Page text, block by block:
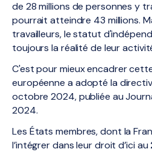
de 28 millions de personnes y
pourrait atteindre 43 millions.
travailleurs, le statut
toujours la réalité de leur
C'est pour mieux encadrer
européenne a adopté la
octobre 2024, publiée au
2024.
Les États membres, dont la
l’intégrer dans leur droit d’ici au